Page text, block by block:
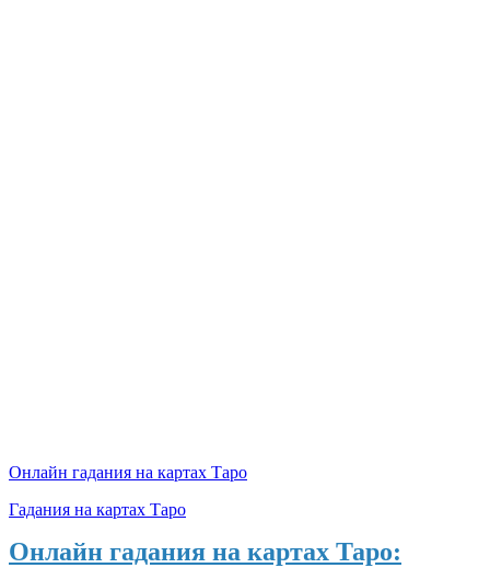
Онлайн гадания на картах Таро
Гадания на картах Таро
Онлайн гадания на картах Таро: